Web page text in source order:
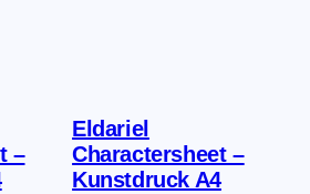
–
Eldariel
Charactersheet –
Kunstdruck A4